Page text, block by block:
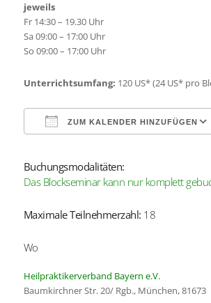
jeweils
Fr 14:30 – 19.30 Uhr
Sa 09:00 – 17:00 Uhr
So 09:00 – 17:00 Uhr
Unterrichtsumfang: 120 US* (24 US* pro
ZUM KALENDER HINZUFÜGEN
ICS herunterladen
Buchungsmodalitäten:
Das Blockseminar kann nur komplett
Maximale Teilnehmerzahl: 18
Wo
Heilpraktikerverband Bayern e.V.
Baumkirchner Str. 20/ Rgb., München, 81673